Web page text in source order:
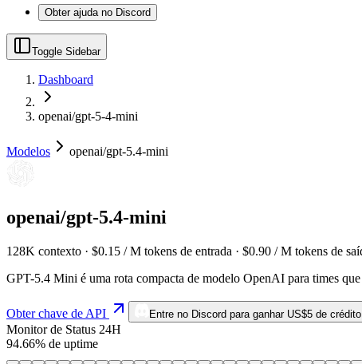
Obter ajuda no Discord
Toggle Sidebar
Dashboard
openai/gpt-5-4-mini
Modelos openai/gpt-5.4-mini
openai/gpt-5.4-mini
128K contexto · $0.15 / M tokens de entrada · $0.90 / M tokens de
GPT-5.4 Mini é uma rota compacta de modelo OpenAI para times
Obter chave de API Entre no Discord para ganhar US$5 de
Monitor de Status 24H
94.66% de uptime